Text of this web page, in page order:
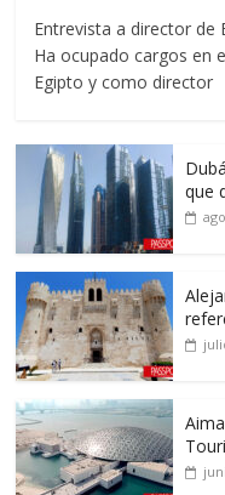
Entrevista a director de
Ha ocupado cargos en
Egipto y como director
que